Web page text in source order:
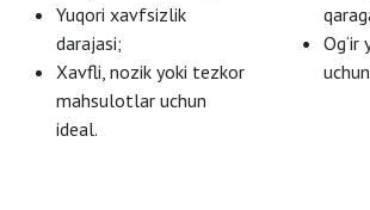
Yuqori xavfsizlik
darajasi;
Xavfli, nozik yoki tezkor
mahsulotlar uchun
ideal.